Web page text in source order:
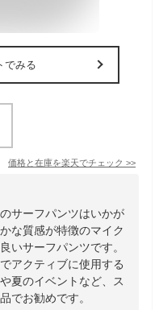
でみる
価格と在庫を楽天でチェック >>
サーフパンツはいかが
な質感が特徴のマイク
いサーフパンツです。
アクティブに使用する
夏のイベントなど、ス
でお勧めです。